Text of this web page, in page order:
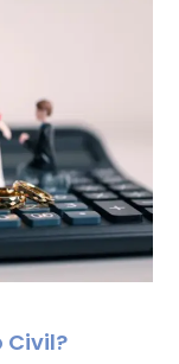
Civil?